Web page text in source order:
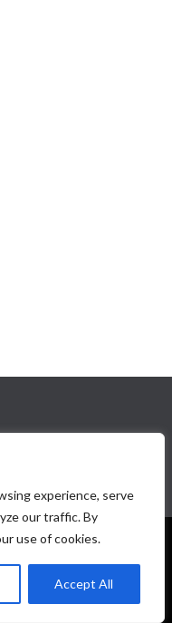
experience, serve
our traffic. By
use of cookies.
Accept All
Du die Website weiter